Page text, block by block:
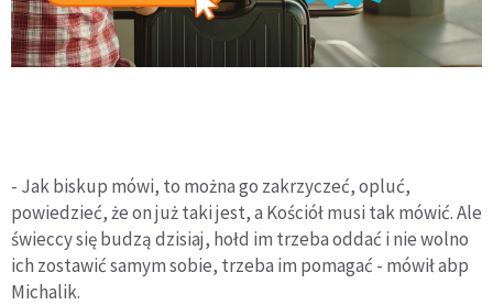
- Jak biskup mówi, to można go zakrzyczeć, opluć,
powiedzieć, że on już taki jest, a Kościół musi tak mówić. Ale
świeccy się budzą dzisiaj, hołd im trzeba oddać i nie wolno
ich zostawić samym sobie, trzeba im pomagać - mówił abp
Michalik.